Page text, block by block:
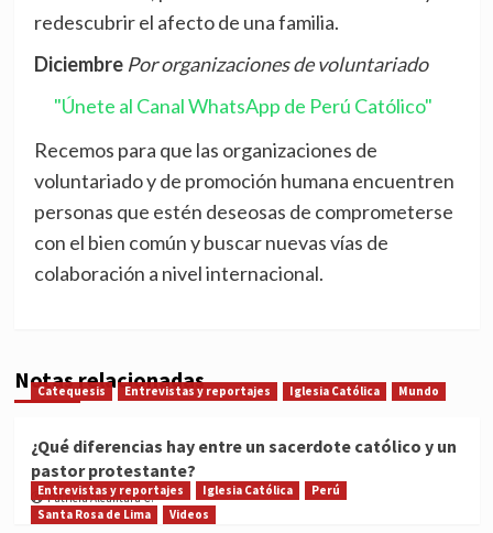
redescubrir el afecto de una familia.
Diciembre Por organizaciones de voluntariado
"Únete al Canal WhatsApp de Perú Católico"
Recemos para que las organizaciones de
voluntariado y de promoción humana encuentren
personas que estén deseosas de comprometerse
con el bien común y buscar nuevas vías de
colaboración a nivel internacional.
Notas relacionadas
Catequesis Entrevistas y reportajes Iglesia Católica Mundo
¿Qué diferencias hay entre un sacerdote católico y un
pastor protestante?
Patricia Alcántara C.
Entrevistas y reportajes Iglesia Católica
Perú
Santa Rosa de Lima
Videos